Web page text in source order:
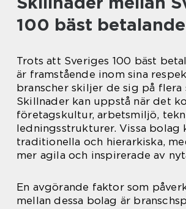
100 bäst
Trots att Sveriges 100 bäst
är framstående inom sina
branscher skiljer de sig på flera
Skillnader kan uppstå när det
företagskultur, arbetsmiljö,
ledningsstrukturer. Vissa bolag
traditionella och hierarkiska,
mer agila och inspirerade av
En avgörande faktor som
mellan dessa bolag är